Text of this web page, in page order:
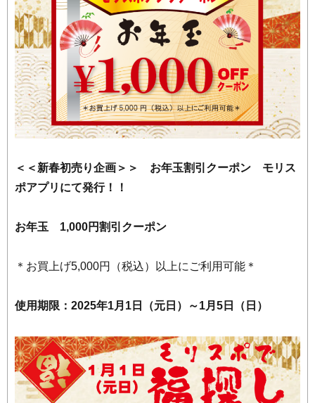
＜＜新春初売り企画＞＞ お年玉割引クーポン モリス
ポアプリにて発行！！
お年玉 1,000円割引クーポン
＊お買上げ5,000円（税込）以上にご利用可能＊
使用期限：2025年1月1日（元日）～1月5日（日）